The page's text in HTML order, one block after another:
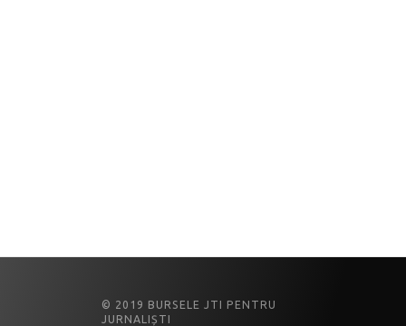
© 2019 BURSELE JTI PENTRU
JURNALIȘTI